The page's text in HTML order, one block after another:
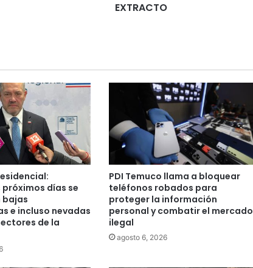
EXTRACTO
días se
e incluso nevadas
de la
PDI Temuco llama a bloquear
teléfonos robados para
proteger la información
personal y combatir el mercado
ilegal
agosto 6, 2026